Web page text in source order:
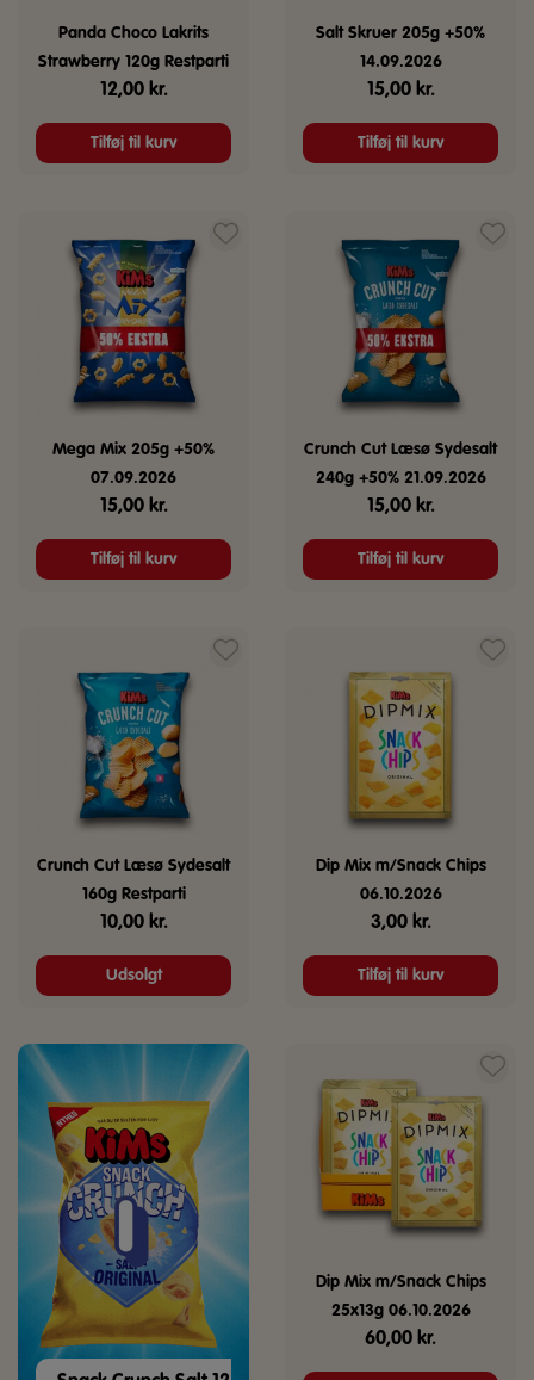
Panda Choco Lakrits
Strawberry 120g Restparti
12,00 kr.
Tilføj til kurv
Salt Skruer 205g +50%
14.09.2026
15,00 kr.
Tilføj til kurv
Mega Mix 205g +50%
07.09.2026
15,00 kr.
Tilføj til kurv
Crunch Cut Læsø Sydesalt
240g +50% 21.09.2026
15,00 kr.
Tilføj til kurv
Crunch Cut Læsø Sydesalt
160g Restparti
10,00 kr.
Udsolgt
Dip Mix m/Snack Chips
06.10.2026
3,00 kr.
Tilføj til kurv
Dip Mix m/Snack Chips
25x13g 06.10.2026
60,00 kr.